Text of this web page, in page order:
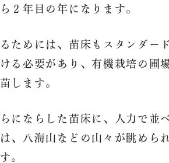
２年目の年になります。
ためには、苗床もスタンダー
る必要があり、有機栽培の圃
します。
にならした苗床に、人力で並
、八海山などの山々が眺めら
。